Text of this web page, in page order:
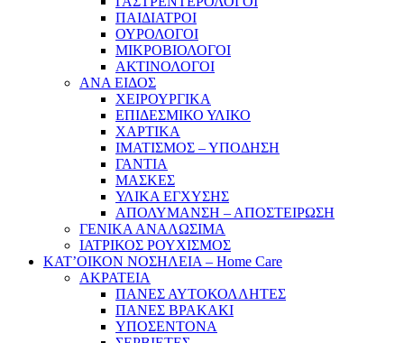
ΠΑΙΔΙΑΤΡΟΙ
ΟΥΡΟΛΟΓΟΙ
ΜΙΚΡΟΒΙΟΛΟΓΟΙ
ΑΚΤΙΝΟΛΟΓΟΙ
ΑΝΑ ΕΙΔΟΣ
ΧΕΙΡΟΥΡΓΙΚΑ
ΕΠΙΔΕΣΜΙΚΟ ΥΛΙΚΟ
ΧΑΡΤΙΚΑ
ΙΜΑΤΙΣΜΟΣ – ΥΠΟΔΗΣΗ
ΓΑΝΤΙΑ
ΜΑΣΚΕΣ
ΥΛΙΚΑ ΕΓΧΥΣΗΣ
ΑΠΟΛΥΜΑΝΣΗ – ΑΠΟΣΤΕΙΡΩΣΗ
ΓΕΝΙΚΑ ΑΝΑΛΩΣΙΜΑ
ΙΑΤΡΙΚΟΣ ΡΟΥΧΙΣΜΟΣ
ΚΑΤ’ΟΙΚΟΝ ΝΟΣΗΛΕΙΑ – Home Care
ΑΚΡΑΤΕΙΑ
ΠΑΝΕΣ ΑΥΤΟΚΟΛΛΗΤΕΣ
ΠΑΝΕΣ ΒΡΑΚΑΚΙ
ΥΠΟΣΕΝΤΟΝΑ